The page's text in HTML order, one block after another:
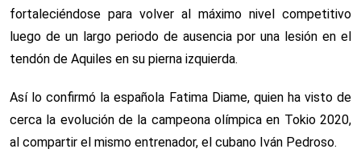
fortaleciéndose para volver al máximo nivel competitivo
luego de un largo periodo de ausencia por una lesión en el
tendón de Aquiles en su pierna izquierda.
Así lo confirmó la española Fatima Diame, quien ha visto de
cerca la evolución de la campeona olímpica en Tokio 2020,
al compartir el mismo entrenador, el cubano Iván Pedroso.